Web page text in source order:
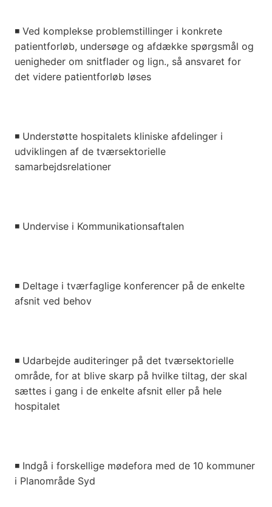
◾ Ved komplekse problemstillinger i konkrete
patientforløb, undersøge og afdække spørgsmål og
uenigheder om snitflader og lign., så ansvaret for
det videre patientforløb løses
◾ Understøtte hospitalets kliniske afdelinger i
udviklingen af de tværsektorielle
samarbejdsrelationer
◾ Undervise i Kommunikationsaftalen
◾ Deltage i tværfaglige konferencer på de enkelte
afsnit ved behov
◾ Udarbejde auditeringer på det tværsektorielle
område, for at blive skarp på hvilke tiltag, der skal
sættes i gang i de enkelte afsnit eller på hele
hospitalet
◾ Indgå i forskellige mødefora med de 10 kommuner
i Planområde Syd